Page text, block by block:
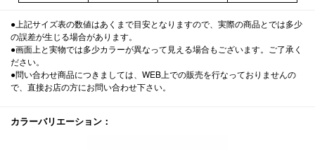
●上記サイズ表の数値はあくまで目安となりますので、実際の商品とでは多少
の誤差が生じる場合があります。
●画面上と実物では多少カラーが異なって見える場合もございます。ご了承く
ださい。
●問い合わせ商品につきましては、WEB上での販売を行なっておりませんの
で、直接お店の方にお問い合わせ下さい。
カラーバリエーション：